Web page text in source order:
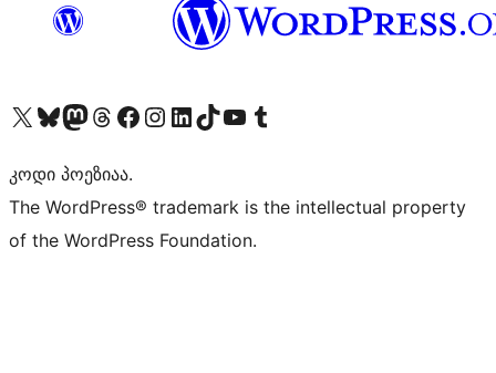
Visit our X (formerly Twitter) account
Visit our Bluesky account
Visit our Mastodon account
Visit our Threads account
Visit our Facebook page
Visit our Instagram account
Visit our LinkedIn account
Visit our TikTok account
Visit our YouTube channel
Visit our Tumblr account
კოდი პოეზიაა.
The WordPress® trademark is the intellectual property
of the WordPress Foundation.